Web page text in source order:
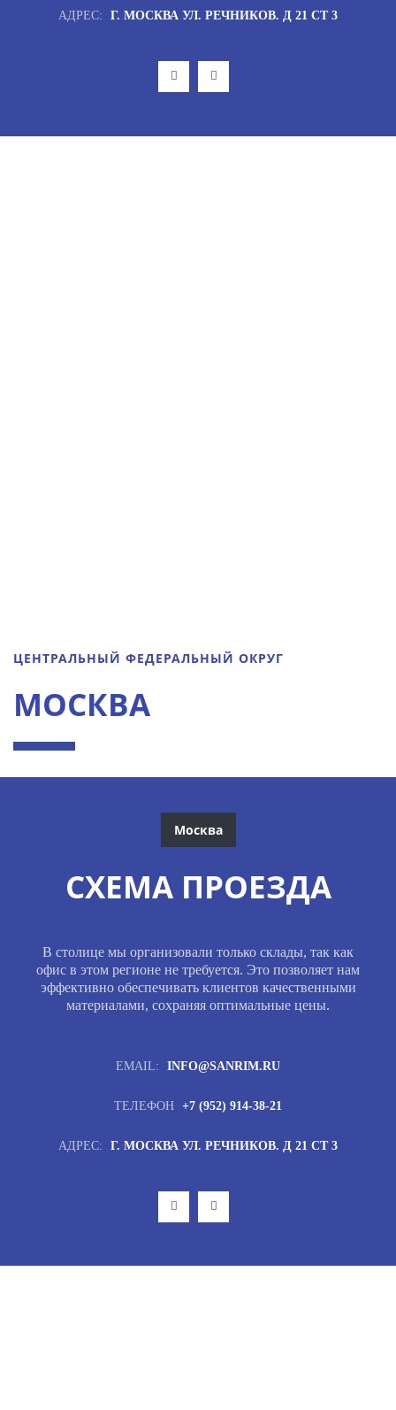
АДРЕС: Г. МОСКВА УЛ. РЕЧНИКОВ. Д 21 СТ 3
ЦЕНТРАЛЬНЫЙ ФЕДЕРАЛЬНЫЙ ОКРУГ
МОСКВА
Москва
СХЕМА ПРОЕЗДА
В столице мы организовали только склады, так как
офис в этом регионе не требуется. Это позволяет нам
эффективно обеспечивать клиентов качественными
материалами, сохраняя оптимальные цены.
EMAIL: INFO@SANRIM.RU
ТЕЛЕФОН +7 (952) 914-38-21
АДРЕС: Г. МОСКВА УЛ. РЕЧНИКОВ. Д 21 СТ 3